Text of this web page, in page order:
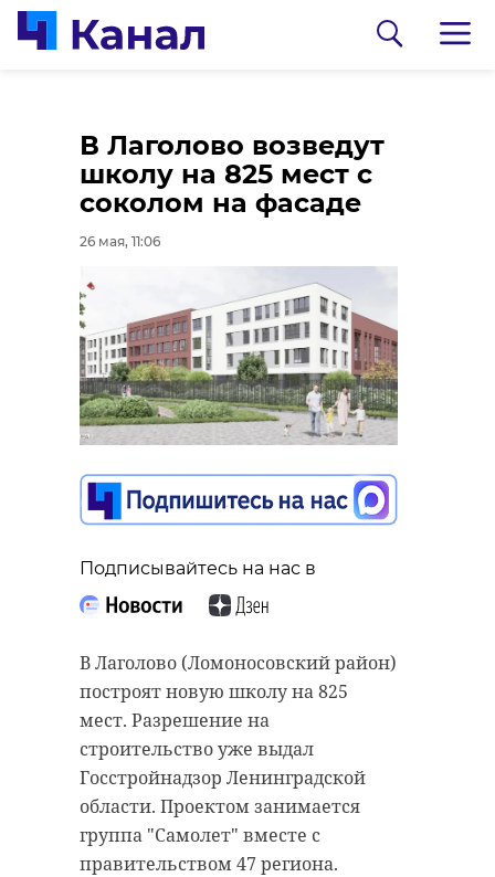
В Лаголово возведут
школу на 825 мест с
соколом на фасаде
26 мая, 11:06
Подписывайтесь на нас в
В Лаголово (Ломоносовский район)
построят новую школу на 825
мест. Разрешение на
строительство уже выдал
Госстройнадзор Ленинградской
области. Проектом занимается
группа "Самолет" вместе с
правительством 47 региона.
/ 0:00
Александр Дрозденко/telegram
Аграрии Ленобласти
завершают посевную
кампанию
Губернатор Александр Дрозденко
рассказал о ходе посевной
кампании в Ленинградской
области. Благодаря хорошей
В «Социальный
кодекс» Ленобласти
внесли изменения
26 мая, 09:58
Подписывайтесь на нас в
В «Социальный кодекс»
Ленинградской области были
внесены изменения. Для
многодетных семей с пятью и
более детьми отменили критерий
нуждаемости при выплате на
школьную форму и
принадлежности, а компенсацию